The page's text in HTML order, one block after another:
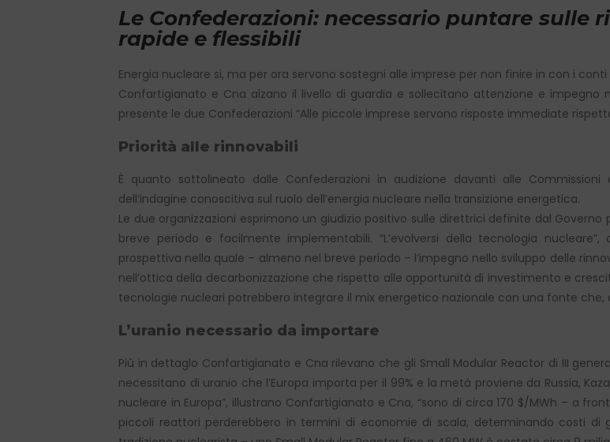
Le Confederazioni: necessario puntare sulle
rapide e flessibili
Energia nucleare si, ma per ora servono sostegni alle imprese per non finire in con i
Confartigianato e Cna alzano il livello di guardia e sollecitano attenzione e impegno
presente le due Confederazioni “Alle piccole imprese servono risposte immediate
Priorità alle rinnovabili
È quanto sottolineato dalle Confederazioni in audizione davanti alle
dell’indagine conoscitiva sul ruolo dell’energia nucleare nella transizione energetica.
Le due organizzazioni esprimono un giudizio positivo sulle direttrici definite dal
breve periodo e facilmente implementabili. “L’evolversi della tecnologia
prospettiva nella quale – almeno nel breve periodo – l’impegno nello sviluppo delle
nell’ottica della decarbonizzazione che rispetto alle opportunità di investimento e
tecnologie nucleari potrebbero integrare il mix energetico nazionale con una fonte
L’uranio necessario da importare
Più in dettaglo Confartigianato e Cna rilevano che gli Small Modular Reactor di III
necessitano di uranio che l’Europa importa per il 99% e la metà proviene da Russia,
nucleare in Europa”, illustrano Confartigianato e Cna, “sono di circa 170 $/MWh – a
piccoli reattori perderebbero in termini di economie di scala, determinando costi di